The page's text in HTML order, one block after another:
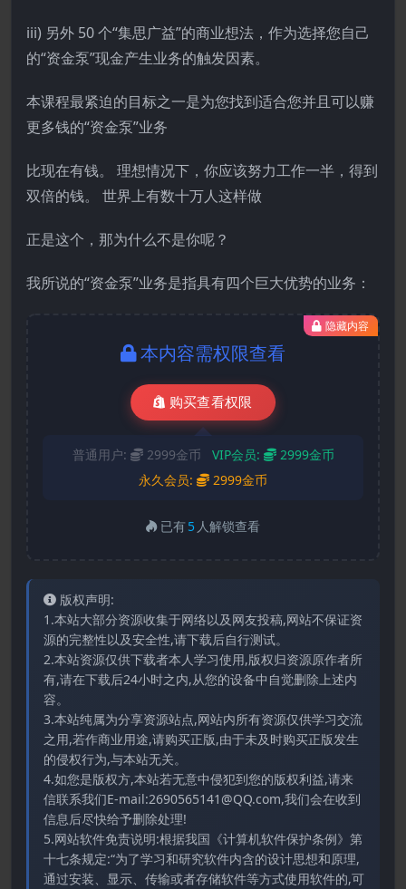
iii) 另外 50 个“集思广益”的商业想法，作为选择您自己
的“资金泵”现金产生业务的触发因素。
本课程最紧迫的目标之一是为您找到适合您并且可以赚
更多钱的“资金泵”业务
比现在有钱。 理想情况下，你应该努力工作一半，得到
双倍的钱。 世界上有数十万人这样做
正是这个，那为什么不是你呢？
我所说的“资金泵”业务是指具有四个巨大优势的业务：
隐藏内容
本内容需权限查看
购买查看权限
普通用户: 2999金币 VIP会员:
2999金币
永久会员:
2999金币
已有5 人解锁查看
版权声明:
1.本站大部分资源收集于网络以及网友投稿,网站不保证资
源的完整性以及安全性,请下载后自行测试。
2.本站资源仅供下载者本人学习使用,版权归资源原作者所
有,请在下载后24小时之内,从您的设备中自觉删除上述内
容。
3.本站纯属为分享资源站点,网站内所有资源仅供学习交流
之用,若作商业用途,请购买正版,由于未及时购买正版发生
的侵权行为,与本站无关。
4.如您是版权方,本站若无意中侵犯到您的版权利益,请来
信联系我们E-mail:2690565141@QQ.com,我们会在收到
信息后尽快给予删除处理!
5.网站软件免责说明:根据我国《计算机软件保护条例》第
十七条规定:“为了学习和研究软件内含的设计思想和原理,
通过安装、显示、传输或者存储软件等方式使用软件的,可